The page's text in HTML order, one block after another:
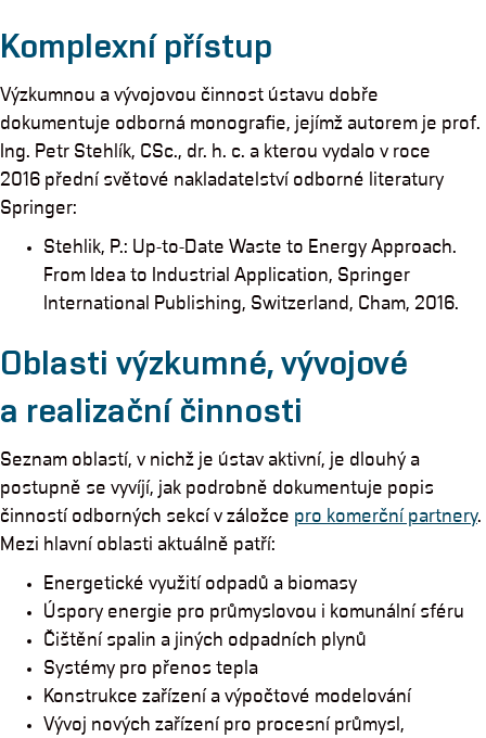
Komplexní přístup
Výzkumnou a vývojovou činnost ústavu dobře
dokumentuje odborná monografie, jejímž autorem je prof.
Ing. Petr Stehlík, CSc., dr. h. c. a kterou vydalo v roce
2016 přední světové nakladatelství odborné literatury
Springer:
Stehlik, P.: Up-to-Date Waste to Energy Approach.
From Idea to Industrial Application, Springer
International Publishing, Switzerland, Cham, 2016.
Oblasti výzkumné, vývojové
a realizační činnosti
Seznam oblastí, v nichž je ústav aktivní, je dlouhý a
postupně se vyvíjí, jak podrobně dokumentuje popis
činností odborných sekcí v záložce pro komerční partnery.
Mezi hlavní oblasti aktuálně patří:
Energetické využití odpadů a biomasy
Úspory energie pro průmyslovou i komunální sféru
Čištění spalin a jiných odpadních plynů
Systémy pro přenos tepla
Konstrukce zařízení a výpočtové modelování
Vývoj nových zařízení pro procesní průmysl,